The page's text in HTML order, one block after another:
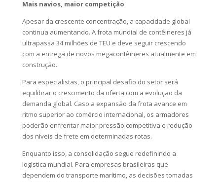
Mais navios, maior competição
Apesar da crescente concentração, a capacidade global
continua aumentando. A frota mundial de contêineres já
ultrapassa 34 milhões de TEU e deve seguir crescendo
com a entrega de novos megacontêineres atualmente em
construção.
Para especialistas, o principal desafio do setor será
equilibrar o crescimento da oferta com a evolução da
demanda global. Caso a expansão da frota avance em
ritmo superior ao comércio internacional, os armadores
poderão enfrentar maior pressão competitiva e redução
dos níveis de frete em determinadas rotas.
Enquanto isso, a consolidação segue redefinindo a
logística mundial. Para empresas brasileiras que
dependem do transporte marítimo, as decisões tomadas